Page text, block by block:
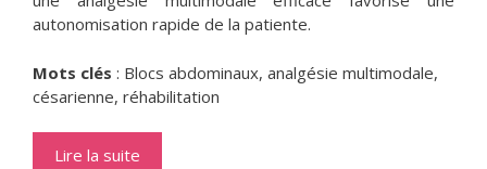
autonomisation rapide de la patiente.
Mots clés : Blocs abdominaux, analgésie multimodale,
césarienne, réhabilitation
Lire la suite